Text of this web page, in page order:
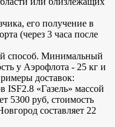
его получение в
(через 3 часа после
способ. Минимальный
у Аэрофлота - 25 кг и
доставок:
ISF2.8 «Газель» массой
5300 руб, стоимость
составляет 22